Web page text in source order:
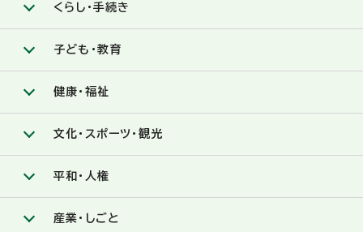
くらし・手続き
子ども・教育
健康・福祉
文化・スポーツ・観光
平和・人権
産業・しごと